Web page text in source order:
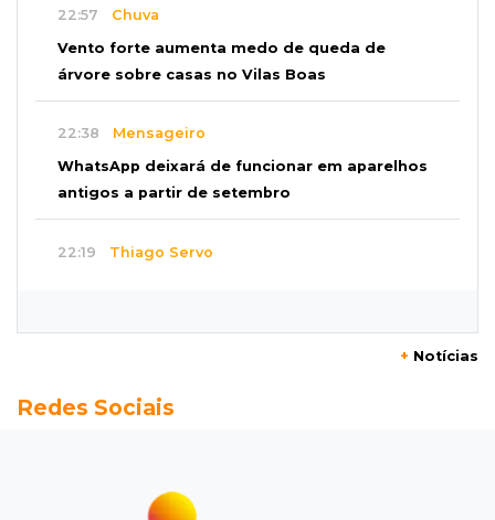
22:57 Chuva
Vento forte aumenta medo de queda de
árvore sobre casas no Vilas Boas
22:38 Mensageiro
WhatsApp deixará de funcionar em aparelhos
antigos a partir de setembro
22:19 Thiago Servo
Semana vai começar com 909 novas
Flagrante
+ Notícias
Redes Sociais